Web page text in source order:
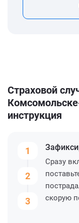
Страховой
инструкция
1
2
3
Сразу
скорую